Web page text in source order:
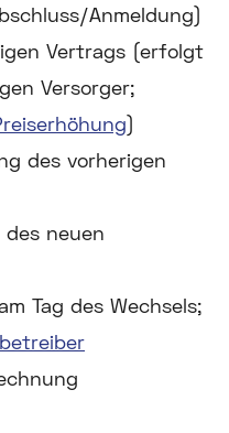
Anmeldung)
Vertrags (erfolgt
Versorger;
)
des vorherigen
neuen
Tag des Wechsels;